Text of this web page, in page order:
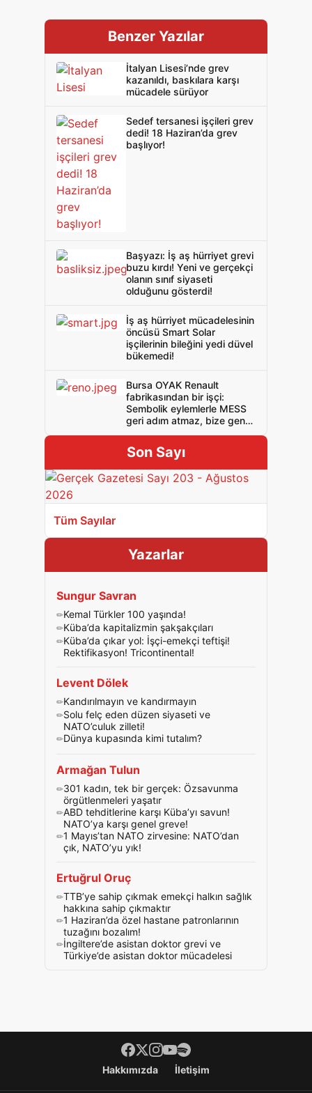
Benzer Yazılar
İtalyan Lisesi’nde grev
kazanıldı, baskılara karşı
mücadele sürüyor
Sedef tersanesi işçileri grev
dedi! 18 Haziran’da grev
başlıyor!
Başyazı: İş aş hürriyet grevi
buzu kırdı! Yeni ve gerçekçi
olanın sınıf siyaseti
olduğunu gösterdi!
İş aş hürriyet mücadelesinin
öncüsü Smart Solar
işçilerinin bileğini yedi düvel
bükemedi!
Bursa OYAK Renault
fabrikasından bir işçi:
Sembolik eylemlerle MESS
geri adım atmaz, bize genel
Son Sayı
Tüm Sayılar
Yazarlar
Sungur Savran
Kemal Türkler 100 yaşında!
Küba’da kapitalizmin şakşakçıları
Küba’da çıkar yol: İşçi-emekçi teftişi!
Rektifikasyon! Tricontinental!
Levent Dölek
Kandırılmayın ve kandırmayın
Solu felç eden düzen siyaseti ve
NATO’culuk zilleti!
Dünya kupasında kimi tutalım?
Armağan Tulun
301 kadın, tek bir gerçek: Özsavunma
örgütlenmeleri yaşatır
ABD tehditlerine karşı Küba’yı savun!
NATO’ya karşı genel greve!
1 Mayıs’tan NATO zirvesine: NATO’dan
çık, NATO’yu yık!
Ertuğrul Oruç
TTB’ye sahip çıkmak emekçi halkın sağlık
hakkına sahip çıkmaktır
1 Haziran’da özel hastane patronlarının
tuzağını bozalım!
İngiltere’de asistan doktor grevi ve
Türkiye’de asistan doktor mücadelesi
Footer menüHakkımızda İletişim